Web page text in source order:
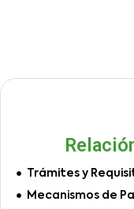
Trámites y
Mecanismos de